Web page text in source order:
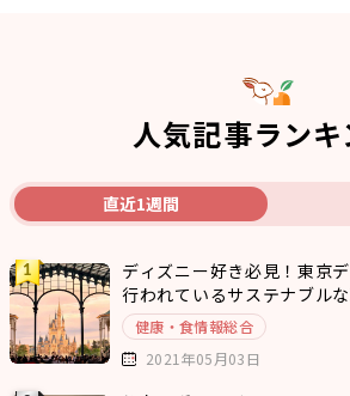
人気記事ラン
直近1週間
ディズニー好き必見！東京
行われているサステナブル
健康・食情報総合
2021年05月03日